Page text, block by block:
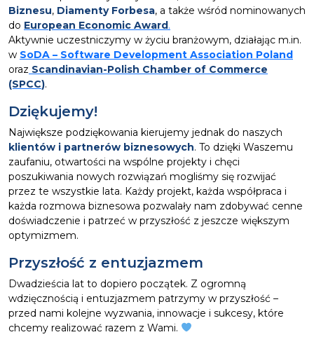
Biznesu, Diamenty Forbesa, a także wśród nominowanych
do European Economic Award.
Aktywnie uczestniczymy w życiu branżowym, działając m.in.
w SoDA – Software Development Association Poland
oraz Scandinavian-Polish Chamber of Commerce
(SPCC).
Dziękujemy!
Największe podziękowania kierujemy jednak do naszych
klientów i partnerów biznesowych. To dzięki Waszemu
zaufaniu, otwartości na wspólne projekty i chęci
poszukiwania nowych rozwiązań mogliśmy się rozwijać
przez te wszystkie lata. Każdy projekt, każda współpraca i
każda rozmowa biznesowa pozwalały nam zdobywać cenne
doświadczenie i patrzeć w przyszłość z jeszcze większym
optymizmem.
Przyszłość z entuzjazmem
Dwadzieścia lat to dopiero początek. Z ogromną
wdzięcznością i entuzjazmem patrzymy w przyszłość –
przed nami kolejne wyzwania, innowacje i sukcesy, które
chcemy realizować razem z Wami.